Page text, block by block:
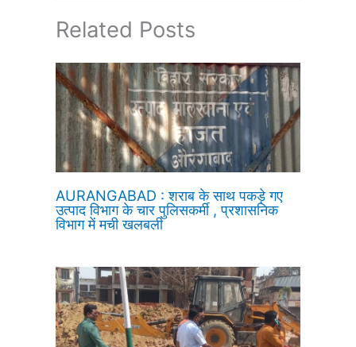
Related Posts
AURANGABAD : शराब के साथ पकड़े गए
उत्पाद विभाग के चार पुलिसकर्मी , प्रशासनिक
विभाग में मची खलबली